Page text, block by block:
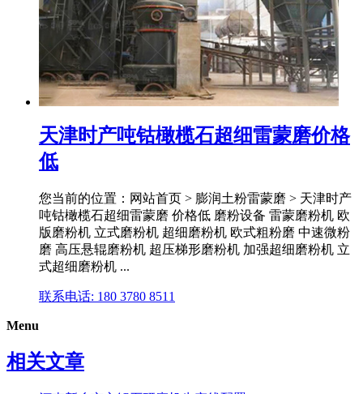
天津时产吨钴橄榄石超细雷蒙磨价格
低
您当前的位置：网站首页 > 膨润土粉雷蒙磨 > 天津时产
吨钴橄榄石超细雷蒙磨 价格低 磨粉设备 雷蒙磨粉机 欧
版磨粉机 立式磨粉机 超细磨粉机 欧式粗粉磨 中速微粉
磨 高压悬辊磨粉机 超压梯形磨粉机 加强超细磨粉机 立
式超细磨粉机 ...
联系电话: 180 3780 8511
Menu
相关文章